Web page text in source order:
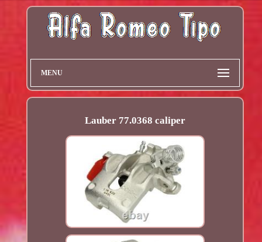
MENU
Lauber 77.0368 caliper